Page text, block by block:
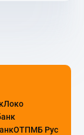
Локо
ОТПМБ Рус